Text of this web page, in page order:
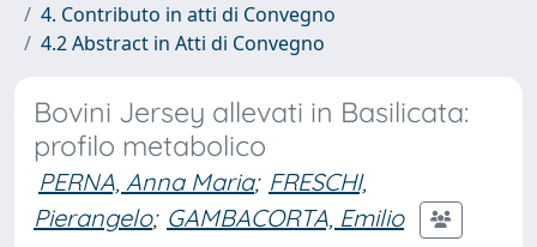
4. Contributo in atti di Convegno
4.2 Abstract in Atti di Convegno
Bovini Jersey allevati in Basilicata:
profilo metabolico
PERNA, Anna Maria; FRESCHI,
Pierangelo; GAMBACORTA, Emilio